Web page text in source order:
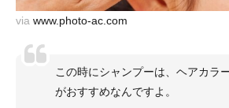
via www.photo-ac.com
この時にシャンプーは、ヘアカラ
がおすすめなんですよ。